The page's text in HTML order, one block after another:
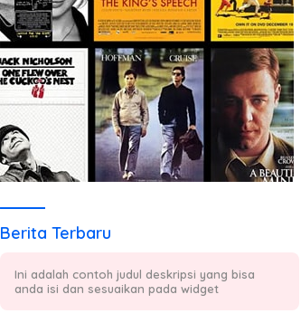
Berita Terbaru
Ini adalah contoh judul deskripsi yang bisa
anda isi dan sesuaikan pada widget